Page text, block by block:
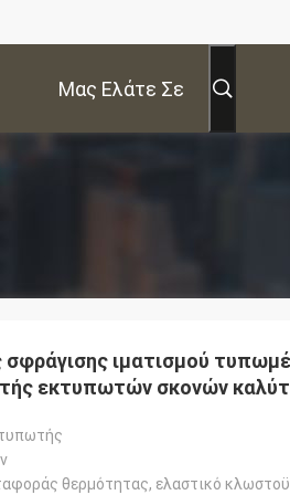
Μας Ελάτε Σε
ιματισμού
εκτυπωτών σκονών